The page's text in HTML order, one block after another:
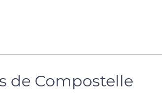
de Compostelle